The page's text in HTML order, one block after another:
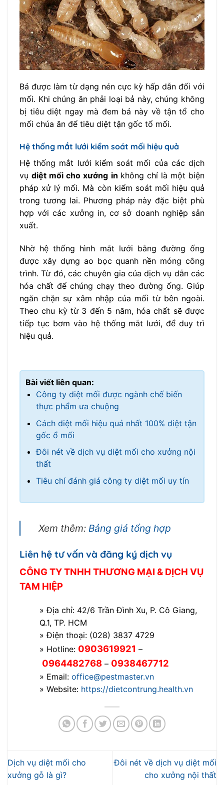
Bả được làm từ dạng nén cực kỳ hấp dẫn đối với
mối. Khi chúng ăn phải loại bả này, chúng không
bị tiêu diệt ngay mà đem bả này về tận tổ cho
mối chúa ăn để tiêu diệt tận gốc tổ mối.
Hệ thống mắt lưới kiểm soát mối hiệu quả
Hệ thống mắt lưới kiểm soát mối của các dịch
vụdiệt mối cho xưởng in không chỉ là một biện
pháp xử lý mối. Mà còn kiểm soát mối hiệu quả
trong tương lai. Phương pháp này đặc biệt phù
hợp với các xưởng in, cơ sở doanh nghiệp sản
xuất.
Nhờ hệ thống hình mắt lưới bằng đường ống
được xây dựng ao bọc quanh nền móng công
trình. Từ đó, các chuyên gia của dịch vụ dẫn các
hóa chất để chúng chạy theo đường ống. Giúp
ngăn chặn sự xâm nhập của mối từ bên ngoài.
Theo chu kỳ từ 3 đến 5 năm, hóa chất sẽ được
tiếp tục bơm vào hệ thống mắt lưới, để duy trì
hiệu quả.
Bài viết liên quan:
Công ty diệt mối được ngành chế biến
thực phẩm ưa chuộng
Cách diệt mối hiệu quả nhất 100% diệt tận
gốc ổ mối
Đôi nét về dịch vụ diệt mối cho xưởng nội
thất
Tiêu chí đánh giá công ty diệt mối uy tín
Xem thêm: Bảng giá tổng hợp
Liên hệ tư vấn và đăng ký dịch vụ
CÔNG TY TNHH THƯƠNG MẠI & DỊCH VỤ
TAM HIỆP
» Địa chỉ: 42/6 Trần Đình Xu, P. Cô Giang,
Q.1, TP. HCM
» Điện thoại: (028) 3837 4729
» Hotline: 0903619921 –
0964482768 – 0938467712
» Email: office@pestmaster.vn
» Website: https://dietcontrung.health.vn
Dịch vụ diệt mối cho
xưởng gỗ là gì?
Đôi nét về dịch vụ diệt mối
cho xưởng nội thất